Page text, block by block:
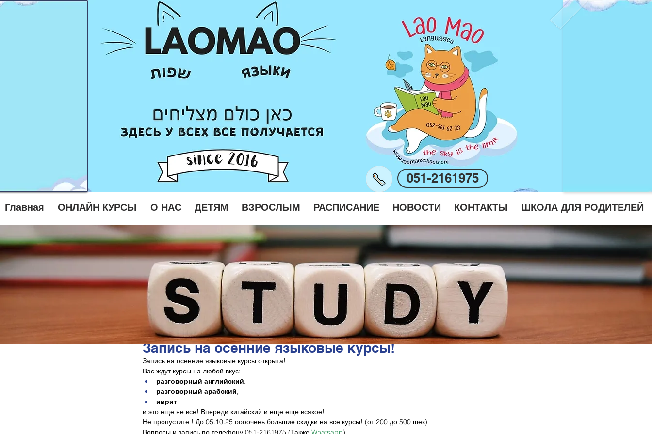
051-2161975
Главная ОНЛАЙН КУРСЫ О НАС ДЕТЯМ ВЗРОСЛЫМ РАСПИСАНИЕ НОВОСТИ КОНТАКТЫ ШКОЛА ДЛЯ РОДИТЕЛЕЙ
Запись на осенние языковые курсы!
Запись на осенние языковые курсы открыта!
Вас ждут курсы на любой вкус:
разговорный английский.
разговорный арабский,
иврит
и это еще не все! Впереди китайский и еще еще всякое!
Не пропустите ! До 05.10.25 оооочень большие скидки на все курсы! (от 200 до 500 шек)
Вопросы и запись по телефону 051-2161975 (Также Whatsapp)